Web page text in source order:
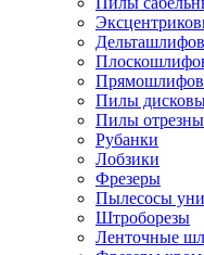
Пилы
Пилы
Рубанки
Лобзики
Фрезеры
Пылесосы
Штроборезы
Ленточные